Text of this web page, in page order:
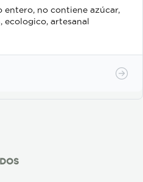
entero, no contiene azúcar,
ecologico, artesanal